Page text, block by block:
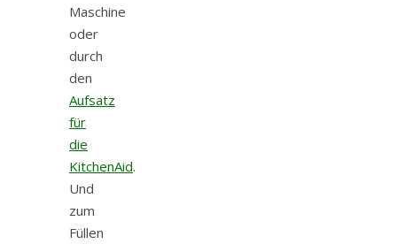
Maschine
oder
durch
den
Aufsatz
für
die
KitchenAid.
Und
zum
Füllen